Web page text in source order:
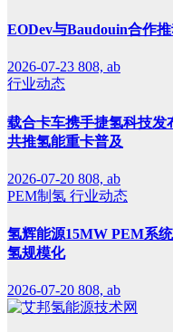
EODev与Baudouin合作
2026-07-23 808, ab
行业动态
载合卡车携手捷氢科技发
共推氢能重卡普及
2026-07-20 808, ab
PEM制氢 行业动态
氢辉能源15MW PEM系
氢规模化
2026-07-20 808, ab